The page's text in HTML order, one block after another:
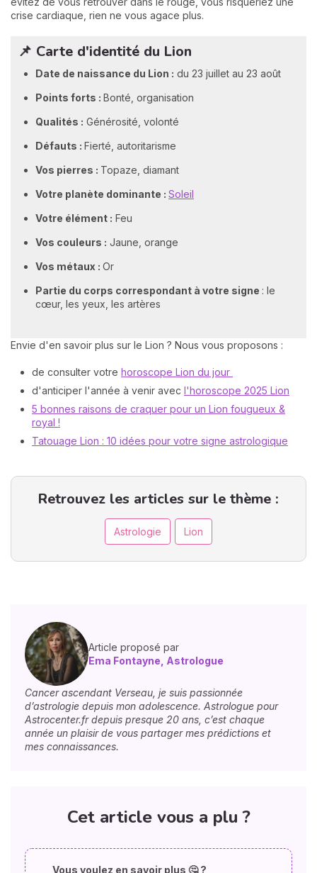
crise cardiaque, rien ne vous agace plus.
📌 Carte d'identité du Lion
Date de naissance du Lion : du 23 juillet au 23 août
Points forts : Bonté, organisation
Qualités : Générosité, volonté
Défauts : Fierté, autoritarisme
Vos pierres : Topaze, diamant
Votre planète dominante : Soleil
Votre élément : Feu
Vos couleurs : Jaune, orange
Vos métaux : Or
Partie du corps correspondant à votre signe : le
cœur, les yeux, les artères
Envie d'en savoir plus sur le Lion ? Nous vous proposons :
de consulter votre horoscope Lion du jour
d'anticiper l'année à venir avec l'horoscope 2025 Lion
5 bonnes raisons de craquer pour un Lion fougueux &
royal !
Tatouage Lion : 10 idées pour votre signe astrologique
Retrouvez les articles sur le thème :
Astrologie Lion
Article proposé par
Ema Fontayne, Astrologue
Cancer ascendant Verseau, je suis passionnée
d’astrologie depuis mon adolescence. Astrologue pour
Astrocenter.fr depuis presque 20 ans, c’est chaque
année un plaisir de vous partager mes prédictions et
mes connaissances.
Cet article vous a plu ?
Vous voulez en savoir plus 🤔 ?